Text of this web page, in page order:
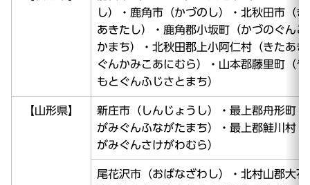
し）・鹿角市（かづのし）・北秋田市（き
あきたし）・鹿角郡小坂町（かづのぐんこ
かまち）・北秋田郡上小阿仁村（きたあき
ぐんかみこあにむら）・山本郡藤里町（や
もとぐんふじさとまち）
【山形県】
新庄市（しんじょうし）・最上郡舟形町（
がみぐんふながたまち）・最上郡鮭川村（
がみぐんさけがわむら）
尾花沢市（おばなざわし）・北村山郡大石